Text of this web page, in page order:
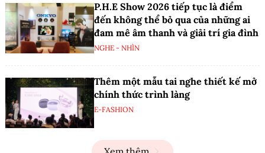
P.H.E Show 2026 tiếp tục là điểm
đến không thể bỏ qua của những ai
đam mê âm thanh và giải trí gia đình
NGHE - NHÌN
Thêm một mẫu tai nghe thiết kế mở
chính thức trình làng
E-FASHION